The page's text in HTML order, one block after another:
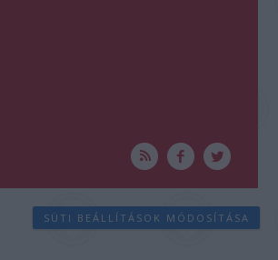
SÜTI BEÁLLÍTÁSOK MÓDOSÍTÁSA